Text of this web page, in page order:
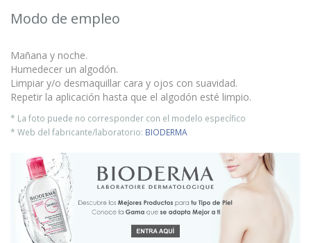
Modo de empleo
Mañana y noche.
Humedecer un algodón.
Limpiar y/o desmaquillar cara y ojos con suavidad.
Repetir la aplicación hasta que el algodón esté limpio.
* La foto puede no corresponder con el modelo específico
* Web del fabricante/laboratorio: BIODERMA